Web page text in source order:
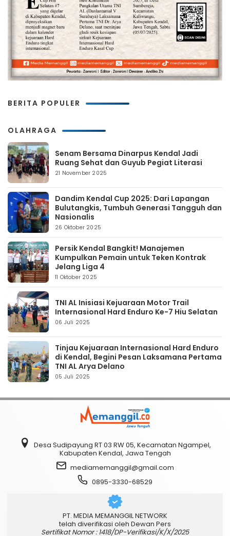
BERITA POPULER
OLAHRAGA
Senam Bersama Dinarpus Kendal Jadi
Ruang Sehat dan Guyub Pegiat Literasi
21 November 2025
Dandim Kendal Cup 2025: Dari Lapangan
Bulutangkis, Tumbuh Generasi Tangguh dan
Nasionalis
26 Oktober 2025
Persik Kendal Bangkit! Manajemen
Kumpulkan Pemain untuk Teken Kontrak
Jelang Liga 4
11 Oktober 2025
TNI AL Inisiasi Kejuaraan Motor Trail
Internasional Hard Enduro Ke-7 Hiu Selatan
06 Juli 2025
Tinjau Kejuaraan Internasional Hard Enduro
di Kendal, Begini Pesan Laksamana Pertama
TNI AL Arya Delano
05 Juli 2025
Desa Sudipayung RT 03 RW 05, Kecamatan Ngampel,
Kabupaten Kendal, Jawa Tengah
mediamemanggil@gmail.com
0895-3330-68529
PT. MEDIA MEMANGGIL NETWORK
telah diverifikasi oleh Dewan Pers
Sertifikat Nomor : 1418/DP-Verifikasi/K/X/2025